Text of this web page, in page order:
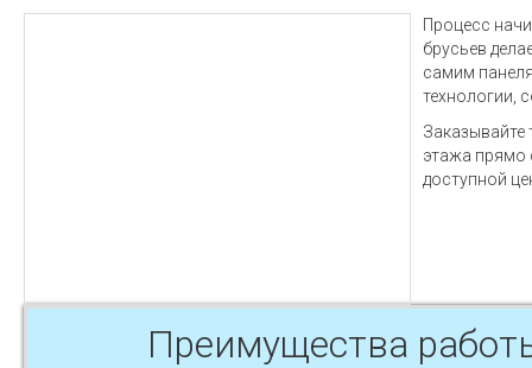
Процесс
брусьев
самим
технологии,
этажа прямо
доступной
Преимущества